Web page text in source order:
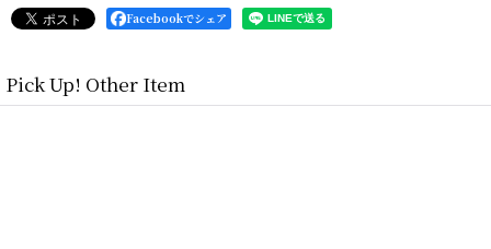
Facebookでシェア
Pick Up! Other Item